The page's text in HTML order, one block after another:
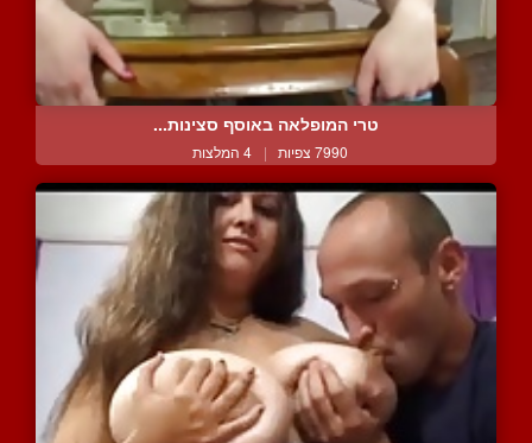
טרי המופלאה באוסף סצינות...
7990 צפיות | 4 המלצות